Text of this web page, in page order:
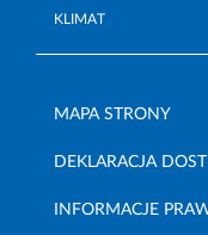
KLIMAT
MAPA STRONY
DEKLARACJA
INFORMACJE